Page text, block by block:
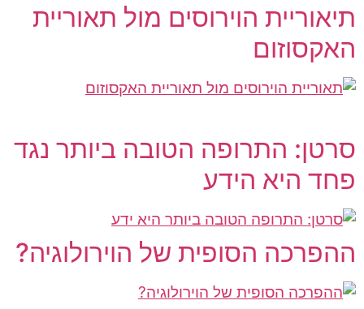
תיאוריית הוירוסים מול תאוריית
האקסוזום
סרטן: התרופה הטובה ביותר נגד
פחד היא הידע
ההפרכה הסופית של הוירולוגיה?